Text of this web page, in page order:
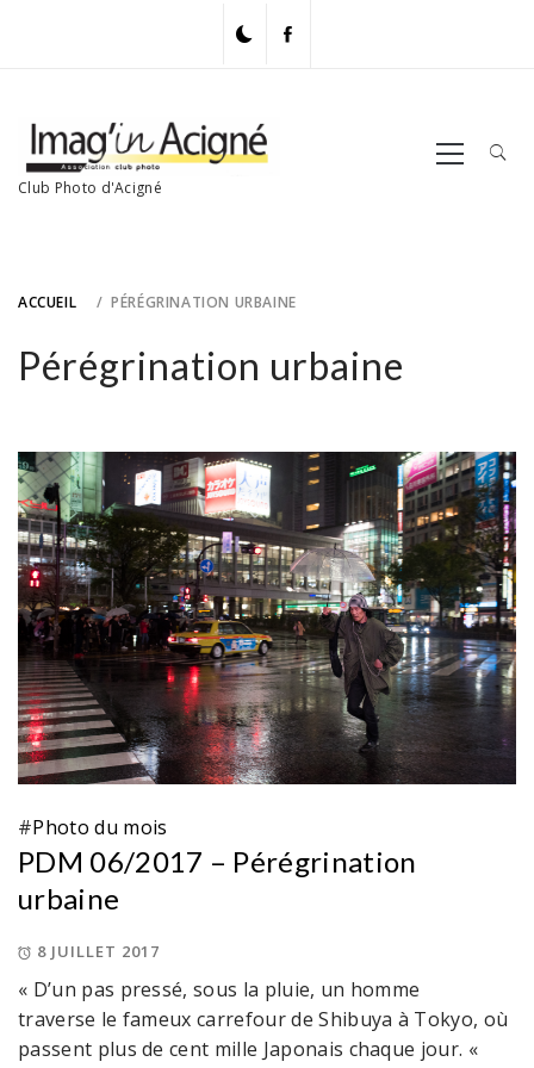
Club Photo d'Acigné
Primary
Menu
ACCUEIL PÉRÉGRINATION URBAINE
Pérégrination urbaine
#Photo du mois
PDM 06/2017 – Pérégrination
urbaine
8 JUILLET 2017
« D’un pas pressé, sous la pluie, un homme
traverse le fameux carrefour de Shibuya à Tokyo, où
passent plus de cent mille Japonais chaque jour. «